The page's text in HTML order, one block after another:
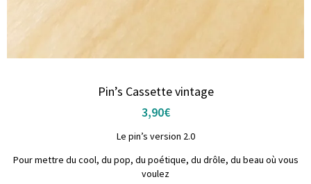
Pin’s Cassette vintage
3,90€
Le pin’s version 2.0
Pour mettre du cool, du pop, du poétique, du drôle, du beau où vous
voulez